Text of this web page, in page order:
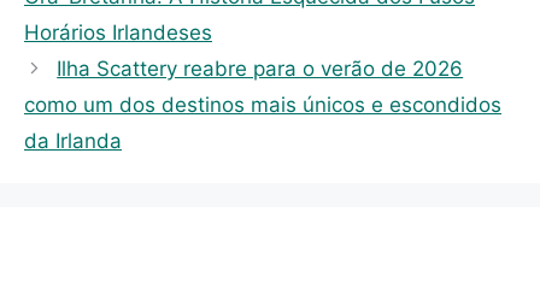
s
Horários Irlandeses
Ilha Scattery reabre para o verão de 2026
como um dos destinos mais únicos e escondidos
da Irlanda